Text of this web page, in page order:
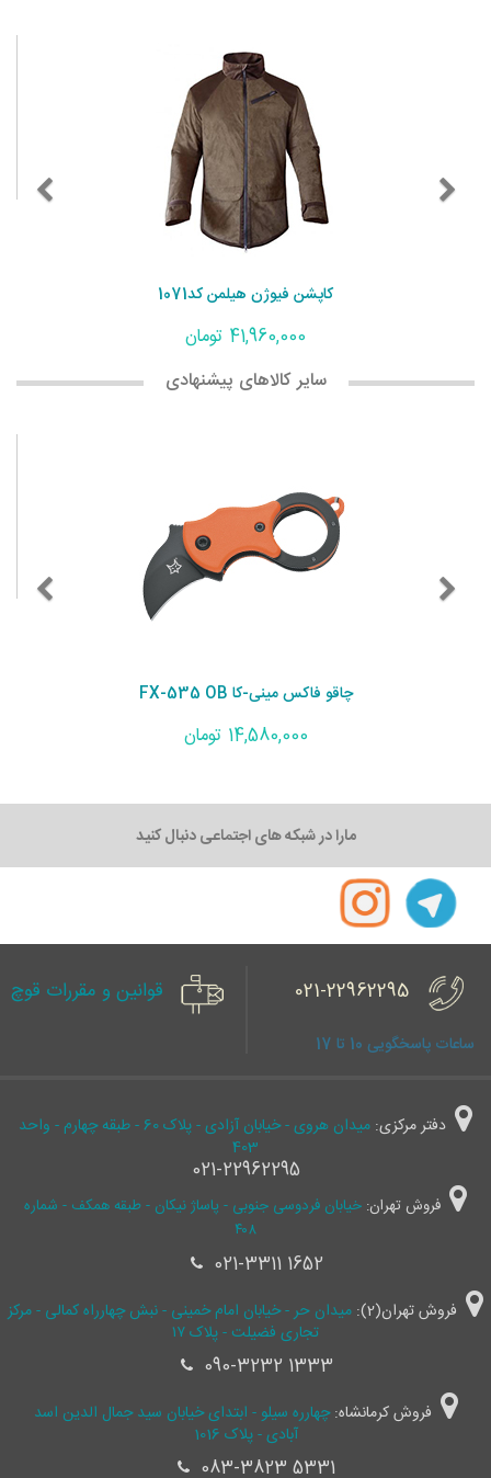
کاپشن فیوژن هیلمن کد1071
41,960,000 تومان
سایر کالاهای پیشنهادی
چاقو فاکس مینی-کا FX-535 OB
14,580,000 تومان
مارا در شبکه های اجتماعی دنبال کنید
021-22962295
ساعات پاسخگویی 10 تا 17
قوانین و مقررات قوچ
دفتر مرکزی:
میدان هروی - خیابان آزادی - پلاک 60 - طبقه چهارم - واحد
403
021-22962295
فروش تهران: خیابان فردوسی جنوبی - پاساژ نیکان - طبقه همکف - شماره
۴۰۸
021-3311 1652
فروش تهران(2):
میدان حر - خیابان امام خمینی - نبش چهارراه کمالی - مرکز
تجاری فضیلت - پلاک ۱۷
090-3232 1333
فروش کرمانشاه:چهارره سیلو - ابتدای خیابان سید جمال ‌الدین اسد
آبادی - پلاک 1016
083-3823 5331